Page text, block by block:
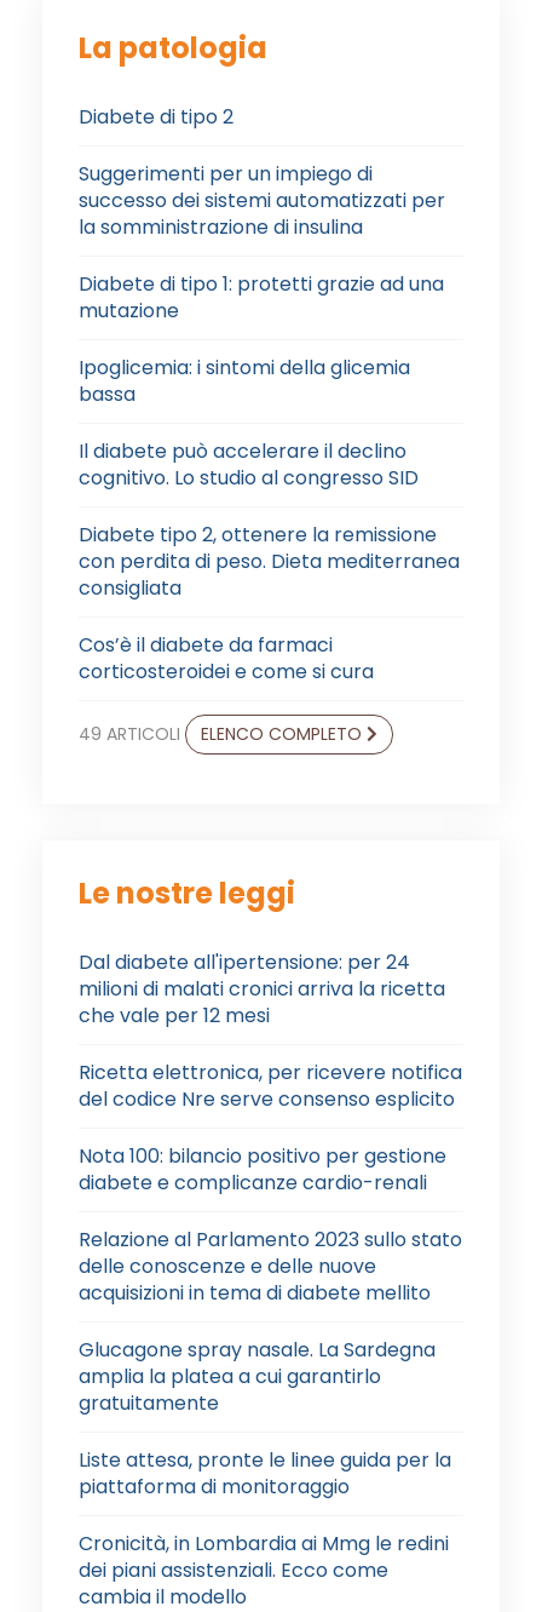
La patologia
Diabete di tipo 2
Suggerimenti per un impiego di
successo dei sistemi automatizzati per
la somministrazione di insulina
Diabete di tipo 1: protetti grazie ad una
mutazione
Ipoglicemia: i sintomi della glicemia
bassa
Il diabete può accelerare il declino
cognitivo. Lo studio al congresso SID
Diabete tipo 2, ottenere la remissione
con perdita di peso. Dieta mediterranea
consigliata
Cos’è il diabete da farmaci
corticosteroidei e come si cura
49 ARTICOLI ELENCO COMPLETO
Le nostre leggi
Dal diabete all'ipertensione: per 24
milioni di malati cronici arriva la ricetta
che vale per 12 mesi
Ricetta elettronica, per ricevere notifica
del codice Nre serve consenso esplicito
Nota 100: bilancio positivo per gestione
diabete e complicanze cardio-renali
Relazione al Parlamento 2023 sullo stato
delle conoscenze e delle nuove
acquisizioni in tema di diabete mellito
Glucagone spray nasale. La Sardegna
amplia la platea a cui garantirlo
gratuitamente
Liste attesa, pronte le linee guida per la
piattaforma di monitoraggio
Cronicità, in Lombardia ai Mmg le redini
dei piani assistenziali. Ecco come
cambia il modello